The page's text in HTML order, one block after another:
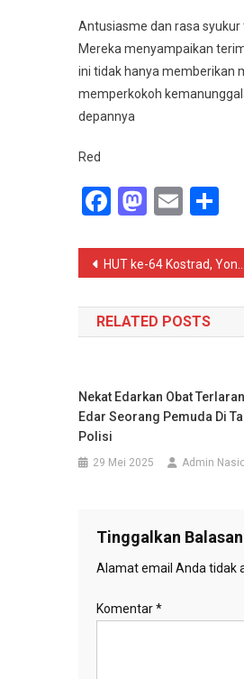
Antusiasme dan rasa
Mereka menyampaikan
ini tidak hanya memberikan
memperkokoh
depannya
Red
Facebook
Email
Navigasi
pos
HUT ke-64 Kostrad, Yonif 305 Gelar Bakti Sosial di Karawang
RELATED POSTS
Nekat Edarkan Obat
Edar Seorang Pemuda Di
Polisi
29 Mei 2025 Admin
Tinggalkan Balasan
Alamat email Anda tidak
Komentar*